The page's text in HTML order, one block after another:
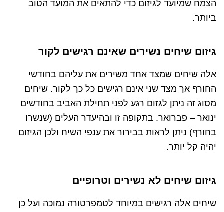
הצמח שמיועד לגיזום כדי להתאים את המועד הטוב
ביותר.
גיזום שיחים נשירים שאינם רגישים לקור
אלה שיחים שמצד אחד משירים את עליהם בחודשי
החורף אך מצד שני אינם רגישים כל כך לקור. שיחים
מסוג זה ניתן לגזום רגע לפני תחילת האביב בחודשים
ינואר – פברואר. בתקופה זו ובהיעדר העלים (שנשרו
בחורף) ניתן לראות בבירור את ענפי השיח ולכן הגיזום
יהיה קל יותר.
גיזום שיחים לא נשירים וטרופיים
שיחים אלה רגישים במיוחד לטמפרטורה נמוכה ועל כן